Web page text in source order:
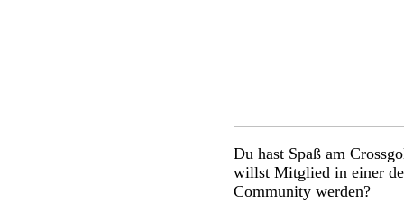
Du hast Spaß am
willst Mitglied in einer
Community werden?